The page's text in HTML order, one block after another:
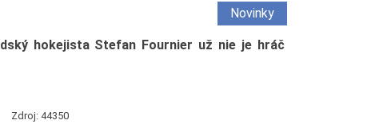
Novinky
hokejista Stefan Fournier už nie je hráč
Zdroj: 44350